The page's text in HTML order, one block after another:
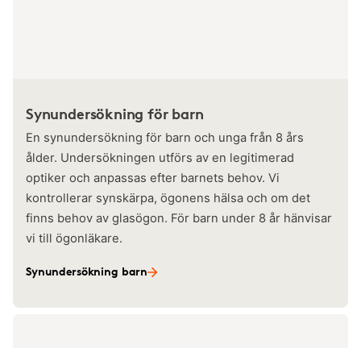
Synundersökning för barn
En synundersökning för barn och unga från 8 års
ålder. Undersökningen utförs av en legitimerad
optiker och anpassas efter barnets behov. Vi
kontrollerar synskärpa, ögonens hälsa och om det
finns behov av glasögon. För barn under 8 år hänvisar
vi till ögonläkare.
Synundersökning barn